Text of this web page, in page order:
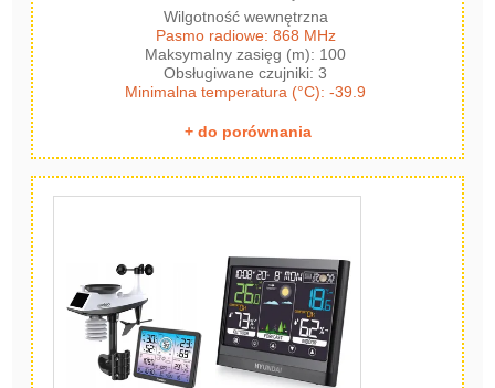
Wilgotność wewnętrzna
Pasmo radiowe: 868 MHz
Maksymalny zasięg (m): 100
Obsługiwane czujniki: 3
Minimalna temperatura (°C): -39.9
+ do porównania